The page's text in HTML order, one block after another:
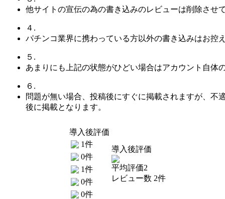
他サイトの宣伝の為の書き込みのレビューは削除させ
４.
パチンコ業界に携わっている方以外の書き込みはお控
５.
あまりにも上記の状態がひどい場合はアカウント自体
６.
問題が無い場合、投稿後にすぐに掲載されますが、
後に掲載となります。
導入後評価
1件
0件
1件
0件
0件
導入後評価
平均評価2
レビュー数 2件